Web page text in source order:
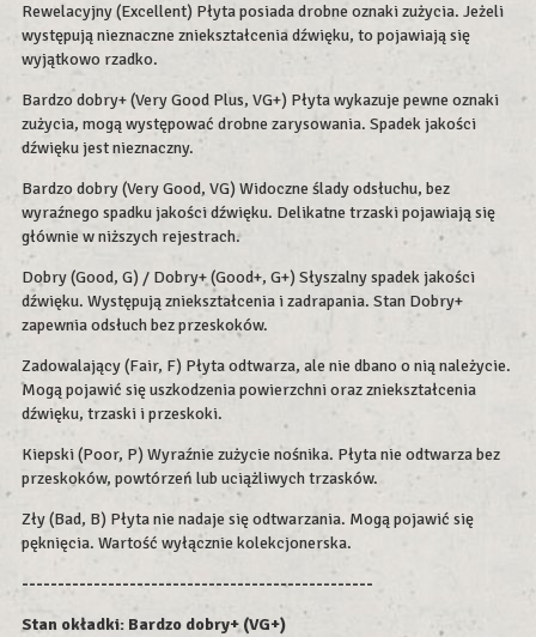
Rewelacyjny (Excellent) Płyta posiada drobne oznaki zużycia. Jeżeli
występują nieznaczne zniekształcenia dźwięku, to pojawiają się
wyjątkowo rzadko.
Bardzo dobry+ (Very Good Plus, VG+) Płyta wykazuje pewne oznaki
zużycia, mogą występować drobne zarysowania. Spadek jakości
dźwięku jest nieznaczny.
Bardzo dobry (Very Good, VG) Widoczne ślady odsłuchu, bez
wyraźnego spadku jakości dźwięku. Delikatne trzaski pojawiają się
głównie w niższych rejestrach.
Dobry (Good, G) / Dobry+ (Good+, G+) Słyszalny spadek jakości
dźwięku. Występują zniekształcenia i zadrapania. Stan Dobry+
zapewnia odsłuch bez przeskoków.
Zadowalający (Fair, F) Płyta odtwarza, ale nie dbano o nią należycie.
Mogą pojawić się uszkodzenia powierzchni oraz zniekształcenia
dźwięku, trzaski i przeskoki.
Kiepski (Poor, P) Wyraźnie zużycie nośnika. Płyta nie odtwarza bez
przeskoków, powtórzeń lub uciążliwych trzasków.
Zły (Bad, B) Płyta nie nadaje się odtwarzania. Mogą pojawić się
pęknięcia. Wartość wyłącznie kolekcjonerska.
-------------------------------------------------
Stan okładki: Bardzo dobry+ (VG+)